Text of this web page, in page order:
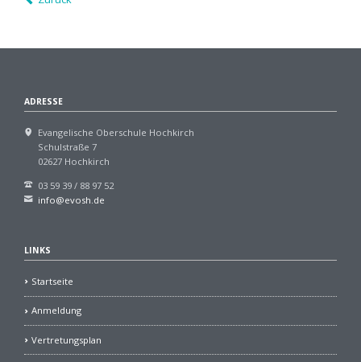
ADRESSE
Evangelische Oberschule Hochkirch
Schulstraße 7
02627 Hochkirch
03 59 39 / 88 97 52
info@evosh.de
LINKS
Startseite
Anmeldung
Vertretungsplan